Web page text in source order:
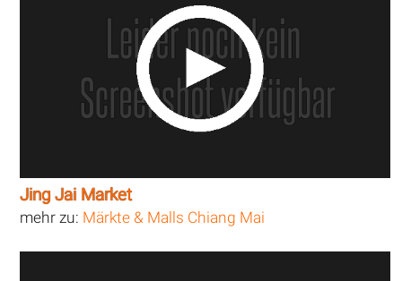
Jing Jai Market
mehr zu: Märkte & Malls Chiang Mai